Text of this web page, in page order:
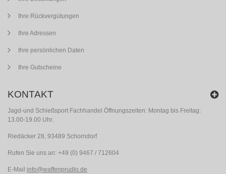
Ihre Rückvergütungen
Ihre Adressen
Ihre persönlichen Daten
Ihre Gutscheine
KONTAKT
Jagd-und Schießsport Fachhandel Öffnungszeiten: Montag bis Freitag:
13.00-19.00 Uhr.
Riedäcker 28, 93489 Schorndorf
Rufen Sie uns an: +49 (0) 9467 / 712604
E-Mail info@waffenprudlo.de